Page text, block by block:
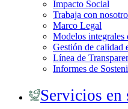
Impacto Social
Trabaja con
Marco Legal
Modelos integrales
Gestión de calidad
Línea de
Informes de
Servicios en